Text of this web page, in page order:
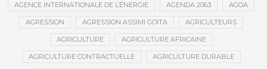
AGENCE INTERNATIONALE DE L’ÉNERGIE AGENDA 2063 AGOA
AGRESSION AGRESSION ASSIMI GOITA AGRICULTEURS
AGRICULTURE AGRICULTURE AFRICAINE
AGRICULTURE CONTRACTUELLE AGRICULTURE DURABLE